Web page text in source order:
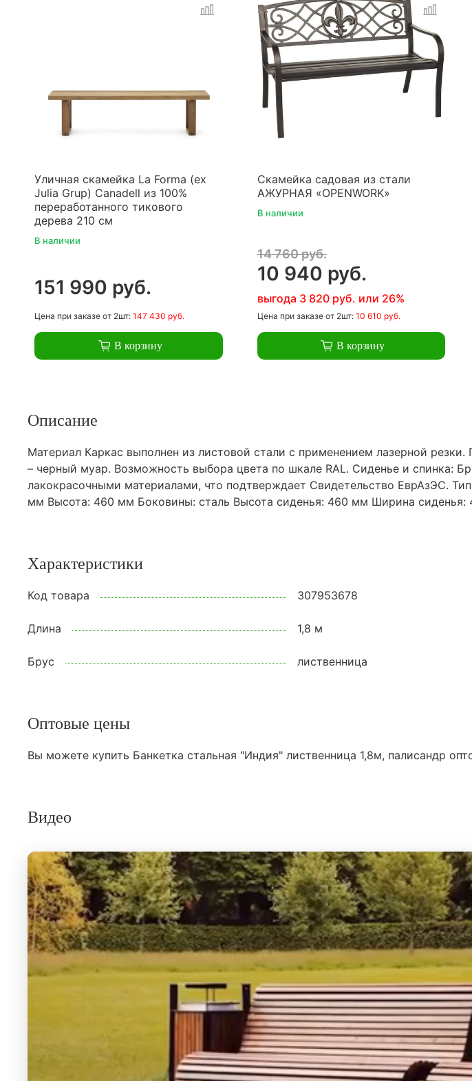
Уличная скамейка La Forma (ex
Julia Grup) Canadell из 100%
переработанного тикового
дерева 210 см
В наличии
151 990 руб.
Цена при заказе от 2шт: 147 430 руб.
В корзину
Скамейка садовая из стали
АЖУРНАЯ «OPENWORK»
В наличии
14 760 руб.
10 940 руб.
выгода 3 820 руб. или 26%
Цена при заказеот 2шт: 10 610 руб.
В корзину
Описание
Материал Каркас выполнен из листовой стали с применением лазерной
– черный муар. Возможность выбора цвета по шкале RAL. Сиденье и спинка:
лакокрасочными материалами, что подтверждает Свидетельство ЕврАзЭС.
мм Высота: 460 мм Боковины: сталь Высота сиденья: 460 мм Ширина сиденья:
Характеристики
Код товара 307953678
Длина 1,8 м
Брус лиственница
Оптовые цены
Вы можете купить Банкетка стальная "Индия" лиственница 1,8м, палисандр
Видео